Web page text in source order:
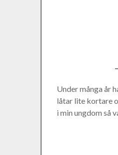
Under många år
låtar lite kortare
i min ungdom så